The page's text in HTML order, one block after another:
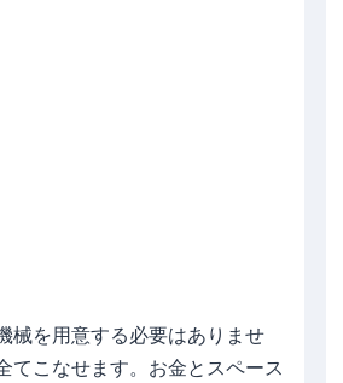
械を用意する必要はありませ
てこなせます。お金とスペース